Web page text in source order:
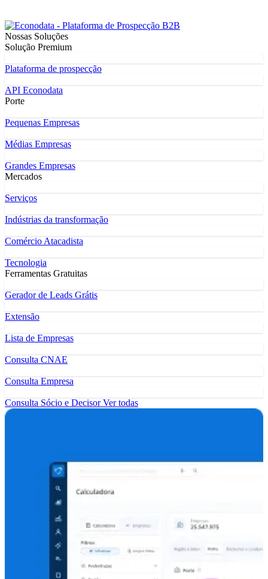
Nossas Soluções
Solução Premium
Plataforma de prospecção
API Econodata
Porte
Pequenas Empresas
Médias Empresas
Grandes Empresas
Mercados
Serviços
Indústrias da transformação
Comércio Atacadista
Tecnologia
Ferramentas Gratuitas
Gerador de Leads Grátis
Extensão
Lista de Empresas
Consulta CNAE
Consulta Empresa
Consulta Sócio e DecisorVer todas